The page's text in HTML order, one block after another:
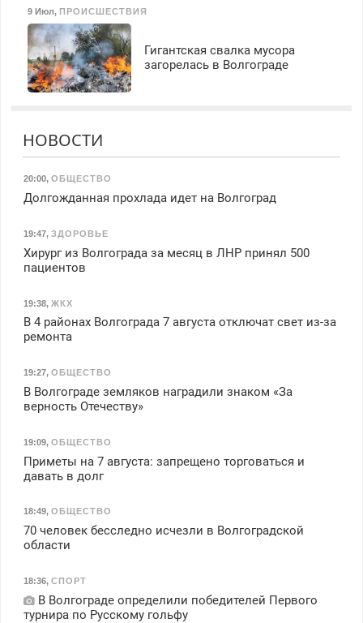
9 Июл, ПРОИСШЕСТВИЯ
Гигантская свалка мусора
загорелась в Волгограде
НОВОСТИ
20:00, ОБЩЕСТВО
Долгожданная прохлада идет на Волгоград
19:47, ЗДОРОВЬЕ
Хирург из Волгограда за месяц в ЛНР принял 500
пациентов
19:38, ЖКХ
В 4 районах Волгограда 7 августа отключат свет из-за
ремонта
19:27, ОБЩЕСТВО
В Волгограде земляков наградили знаком «За
верность Отечеству»
19:09, ОБЩЕСТВО
Приметы на 7 августа: запрещено торговаться и
давать в долг
18:49, ОБЩЕСТВО
70 человек бесследно исчезли в Волгоградской
области
18:36, СПОРТ
В Волгограде определили победителей Первого
турнира по Русскому гольфу